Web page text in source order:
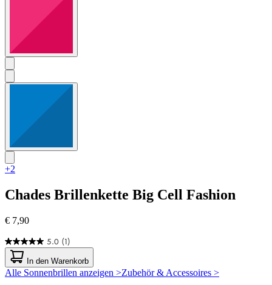
+2
Chades Brillenkette Big Cell Fashion
€ 7,90
5.0 (1)
5.0
von
5
Sternen.
In den Warenkorb
Alle Sonnenbrillen anzeigen >Zubehör & Accessoires >